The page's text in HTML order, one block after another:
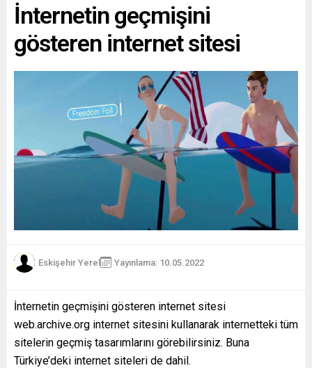
İnternetin geçmişini
gösteren internet sitesi
Eskişehir Yerel Yayınlama: 10.05.2022
İnternetin geçmişini gösteren internet sitesi
web.archive.org internet sitesini kullanarak internetteki tüm
sitelerin geçmiş tasarımlarını görebilirsiniz. Buna
Türkiye’deki internet siteleri de dahil.